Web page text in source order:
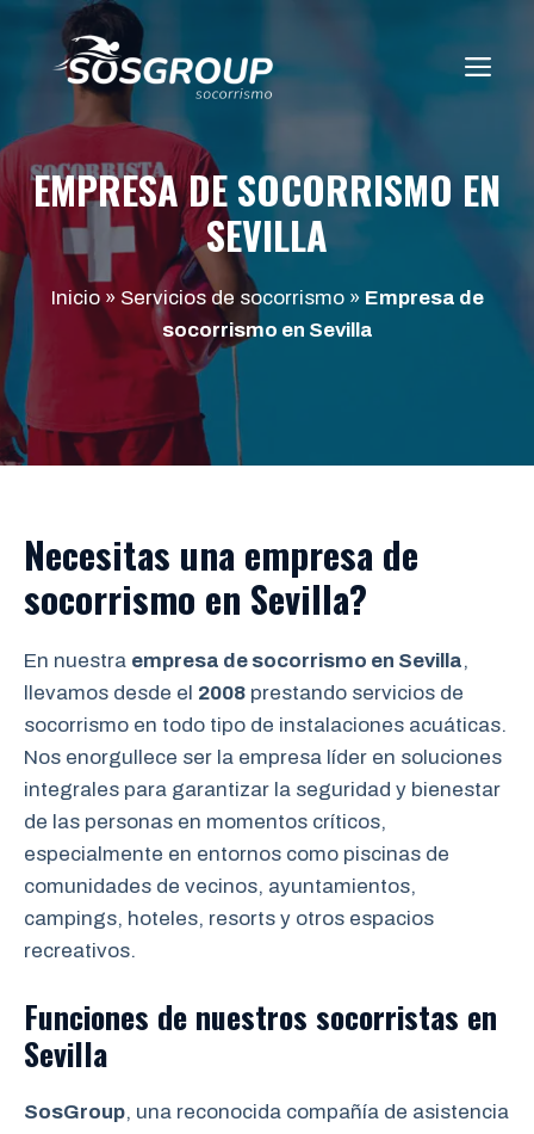
contenido
EMPRESA DE SOCORRISMO EN
SEVILLA
Inicio» Servicios de socorrismo» Empresa de
socorrismo en Sevilla
Necesitas una empresa de
socorrismo en Sevilla?
En nuestra empresa de socorrismo en Sevilla,
llevamos desde el 2008 prestando servicios de
socorrismo en todo tipo de instalaciones acuáticas.
Nos enorgullece ser la empresa líder en soluciones
integrales para garantizar la seguridad y bienestar
de las personas en momentos críticos,
especialmente en entornos como piscinas de
comunidades de vecinos, ayuntamientos,
campings, hoteles, resorts y otros espacios
recreativos.
Funciones de nuestros socorristas en
Sevilla
SosGroup, una reconocida compañía de asistencia